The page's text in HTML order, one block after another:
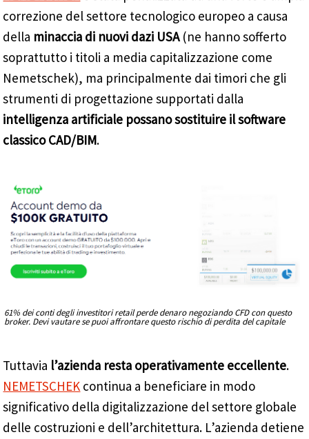
correzione del settore tecnologico europeo a causa
della minaccia di nuovi dazi USA(ne hanno sofferto
soprattutto i titoli a media capitalizzazione come
Nemetschek), ma principalmente dai timori che gli
strumenti di progettazione supportati dalla
intelligenza artificiale possano sostituire il software
classico CAD/BIM.
61% dei conti degli investitori retail perde denaro negoziando CFD con questo
broker. Devi vautare se puoi affrontare questo rischio di perdita del capitale
Tuttavia l’azienda resta operativamente eccellente.
NEMETSCHEK continua a beneficiare in modo
significativo della digitalizzazione del settore globale
delle costruzioni e dell’architettura. L’azienda detiene